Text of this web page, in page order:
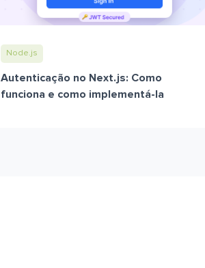
Node.js
Autenticação no Next.js: Como
funciona e como implementá-la